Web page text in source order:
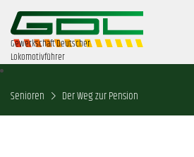
Gewerkschaft Deutscher
Lokomotivführer
Senioren Der Weg zur Pension